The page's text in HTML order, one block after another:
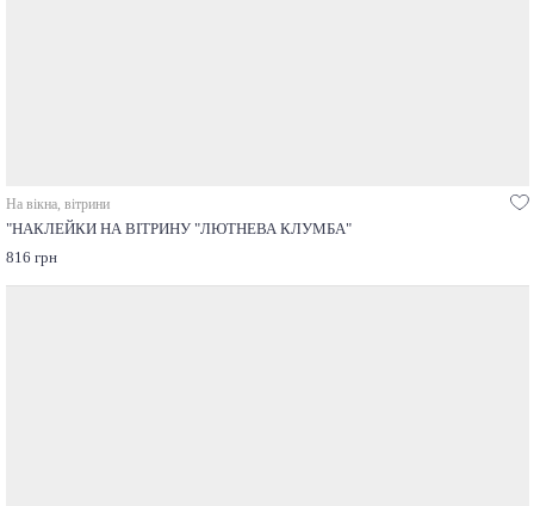
На вікна, вітрини
"НАКЛЕЙКИ НА ВІТРИНУ "ЛЮТНЕВА КЛУМБА"
816 грн